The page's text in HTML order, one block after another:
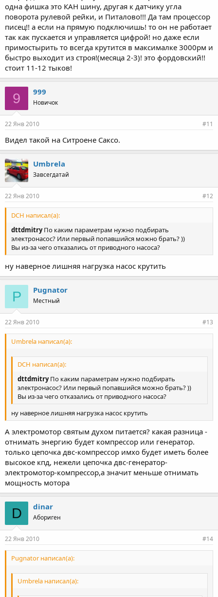
одна фишка это КАН шину, другая к датчику угла
поворота рулевой рейки, и Питалово!!! Да там процессор
писец!! а если на прямую подключишь! то он не работает
так как пускается и управляется цифрой! но даже если
примостырить то всегда крутится в максималке 3000рм и
быстро выходит из строя!(месяца 2-3)! это фордовский!!
стоит 11-12 тыков!
9 999
Новичок
22 Янв 2010 #11
Видел такой на Ситроене Саксо.
Umbrela
Завсегдатай
22 Янв 2010 #12
DCH написал(а):
dttdmitryПо каким параметрам нужно подбирать
электронасос? Или первый попавшийся можно брать? ))
Вы из-за чего отказались от приводного насоса?
ну наверное лишняя нагрузка насос крутить
P Pugnator
Местный
22 Янв 2010 #13
Umbrela написал(а):
DCH написал(а):
dttdmitryПо каким параметрам нужно подбирать
электронасос? Или первый попавшийся можно брать? ))
Вы из-за чего отказались от приводного насоса?
ну наверное лишняя нагрузка насос крутить
А электромотор святым духом питается? какая разница -
отнимать энергию будет компрессор или генератор.
только цепочка двс-компрессор имхо будет иметь более
высокое кпд, нежели цепочка двс-генератор-
электромотор-компрессор,а значит меньше отнимать
мощность мотора
D dinar
Абориген
22 Янв 2010 #14
Pugnator написал(а):
Umbrela написал(а):